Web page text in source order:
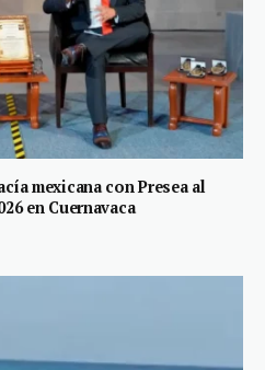
mexicana con Presea al
en Cuernavaca